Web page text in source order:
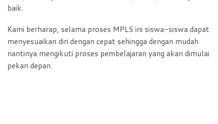
baik.
Kami berharap, selama proses MPLS ini siswa-siswa dapat
menyesuaikan diri dengan cepat sehingga dengan mudah
nantinya mengikuti proses pembelajaran yang akan dimulai
pekan depan.